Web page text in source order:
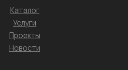
Каталог
Услуги
Проекты
Новости